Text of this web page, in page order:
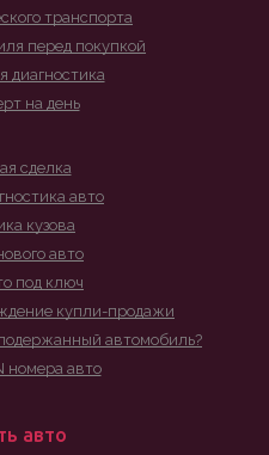
транспорта
перед покупкой
диагностика
на день
сделка
авто
кузова
авто
под ключ
купли-продажи
автомобиль?
номера авто
авто